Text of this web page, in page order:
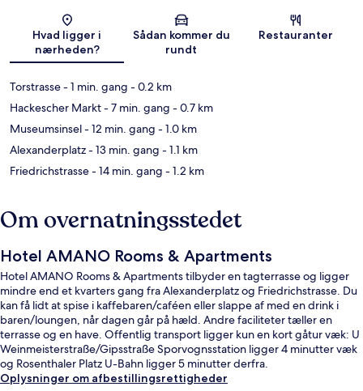
Kort
Hvad ligger i
nærheden?
Sådan kommer du
rundt
Restauranter
Torstrasse- 1 min. gang - 0.2 km
Hackescher Markt- 7 min. gang - 0.7 km
Museumsinsel- 12 min. gang - 1.0 km
Alexanderplatz- 13 min. gang - 1.1 km
Friedrichstrasse- 14 min. gang - 1.2 km
Om overnatningsstedet
Hotel AMANO Rooms & Apartments
Hotel AMANO Rooms & Apartments tilbyder en tagterrasse og ligger
mindre end et kvarters gang fra Alexanderplatz og Friedrichstrasse. Du
kan få lidt at spise i kaffebaren/caféen eller slappe af med en drink i
baren/loungen, når dagen går på hæld. Andre faciliteter tæller en
terrasse og en have. Offentlig transport ligger kun en kort gåtur væk: U
Weinmeisterstraße/Gipsstraße Sporvognsstation ligger 4 minutter væk
og Rosenthaler Platz U-Bahn ligger 5 minutter derfra.
Oplysninger om afbestillingsrettigheder